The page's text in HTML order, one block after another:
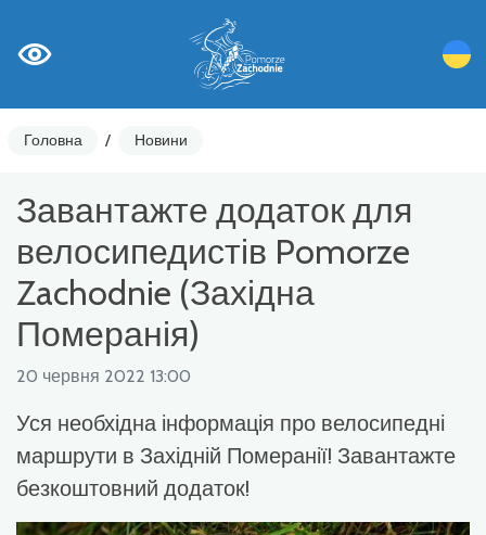
Головна / Новини
Завантажте додаток для
велосипедистів Pomorze
Zachodnie (Західна
Померанія)
20 червня 2022 13:00
Уся необхідна інформація про велосипедні
маршрути в Західній Померанії! Завантажте
безкоштовний додаток!